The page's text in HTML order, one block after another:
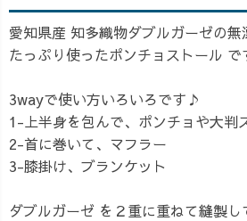
愛知県産 知多織物ダブルガーゼの無
たっぷり使ったポンチョストール で
3wayで使い方いろいろです♪
1-上半身を包んで、ポンチョや大判
2-首に巻いて、マフラー
3-膝掛け、ブランケット
ダブルガーゼ を２重に重ねて縫製し